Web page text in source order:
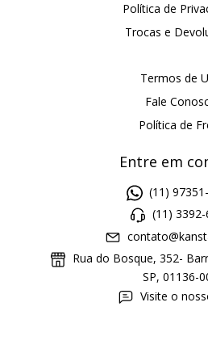
Política de
Trocas e
Termos de
Fale
Política de
Entre em
(11)
(11)
Rua do Bosque, 352-
SP, 01136-
Visite o